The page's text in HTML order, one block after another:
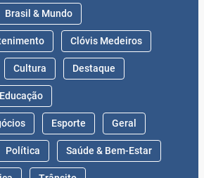
Esporte
Política Saúde & Bem-Estar
Trânsito
CNPJ:10.418.021/0001-85
Reservados – byDigital Help Brasil